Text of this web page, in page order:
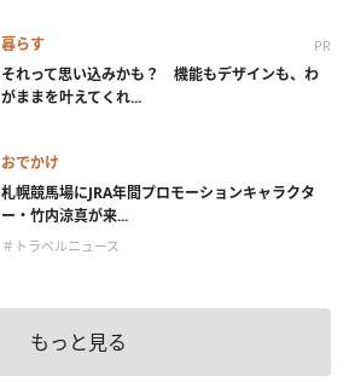
暮らす PR
それって思い込みかも？ 機能もデザインも、わ
がままを叶えてくれ...
おでかけ
札幌競馬場にJRA年間プロモーションキャラクタ
ー・竹内涼真が来...
＃トラベルニュース
もっと見る